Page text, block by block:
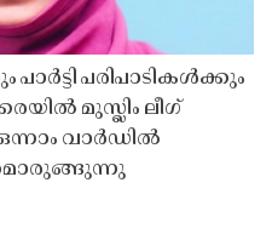
പരിപാടികൾക്കും
മുസ്ലിം ലീഗ്
വാർഡിൽ